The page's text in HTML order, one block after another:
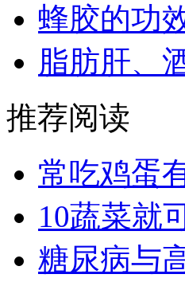
蜂胶的功
脂肪肝、
推荐阅读
常吃鸡蛋
10蔬菜就
糖尿病与